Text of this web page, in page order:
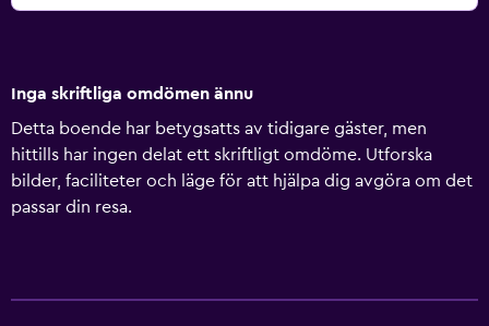
Inga skriftliga omdömen ännu
Detta boende har betygsatts av tidigare gäster, men
hittills har ingen delat ett skriftligt omdöme. Utforska
bilder, faciliteter och läge för att hjälpa dig avgöra om det
passar din resa.